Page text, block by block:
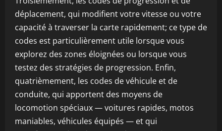
déplacement, qui modifient votre vitesse ou votre
capacité à traverser la carte rapidement; ce type de
codes est particulièrement utile lorsque vous
explorez des zones éloignées ou lorsque vous
testez des stratégies de progression. Enfin,
quatrièmement, les codes de véhicule et de
conduite, qui apportent des moyens de
locomotion spéciaux — voitures rapides, motos
maniables, véhicules équipés — et qui